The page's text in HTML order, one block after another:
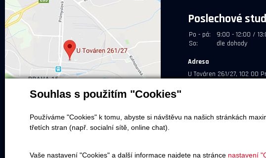
Souhlas s použitím "Cookies"
Používáme "Cookies" k tomu, abyste si návštěvu na našich stránkách
třetích stran (např. socialní sítě, online chat).
Vaše nastavení "Cookies" a další informace najdete na stránce nastavení
Poslechové
Po - pá:
9:00 - 12:00 /
So:
dle dohody
Adresa
U Továren 261/27, 102 00
NEPŘEHLÉDNĚTE NEŽ OBJEDNÁTE